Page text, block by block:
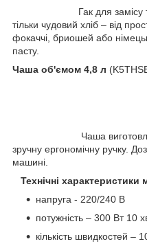
Гак для замісу
тільки чудовий хліб – від
фокаччі, бриошей або
пасту.
Чаша об'ємом 4,8 л
Чаша
зручну ергономічну ручку.
машині.
Технічні характеристики
напруга - 220/240 В
потужність – 300 Вт 10
кількість швидкостей –